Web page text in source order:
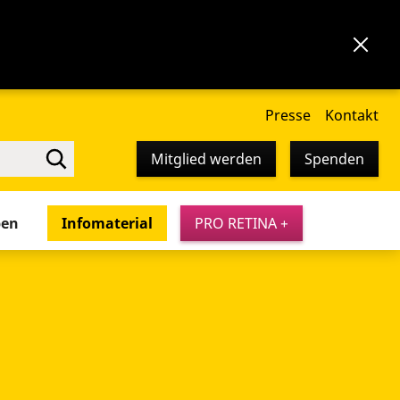
Presse Kontakt
Mitglied werden Spenden
Infomaterial PRO RETINA +